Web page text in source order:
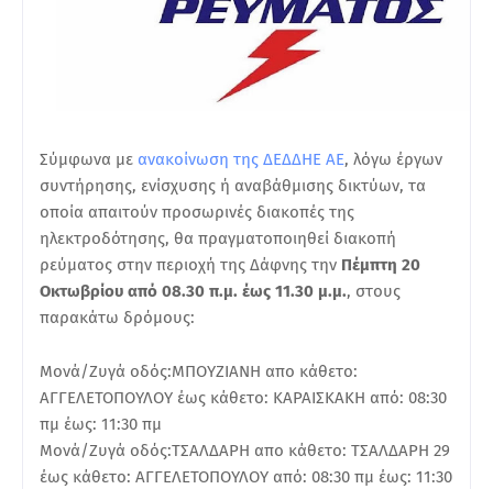
Σύμφωνα με ανακοίνωση της ΔΕΔΔΗΕ ΑΕ, λόγω έργων
συντήρησης, ενίσχυσης ή αναβάθμισης δικτύων, τα
οποία απαιτούν προσωρινές διακοπές της
ηλεκτροδότησης, θα πραγματοποιηθεί διακοπή
ρεύματος στην περιοχή της Δάφνης την Πέμπτη 20
Οκτωβρίου από 08.30 π.μ. έως 11.30 μ.μ., στους
παρακάτω δρόμους:
Μονά/Ζυγά οδός:ΜΠΟΥΖΙΑΝΗ απο κάθετο:
ΑΓΓΕΛΕΤΟΠΟΥΛΟΥ έως κάθετο: ΚΑΡΑΙΣΚΑΚΗ από: 08:30
πμ έως: 11:30 πμ
Μονά/Ζυγά οδός:ΤΣΑΛΔΑΡΗ απο κάθετο: ΤΣΑΛΔΑΡΗ 29
έως κάθετο: ΑΓΓΕΛΕΤΟΠΟΥΛΟΥ από: 08:30 πμ έως: 11:30